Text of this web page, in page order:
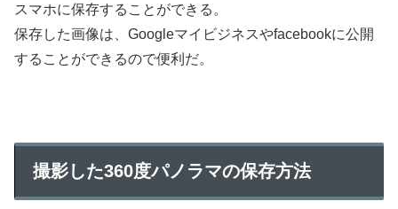
スマホに保存することができる。
保存した画像は、Googleマイビジネスやfacebookに公開
することができるので便利だ。
撮影した360度パノラマの保存方法